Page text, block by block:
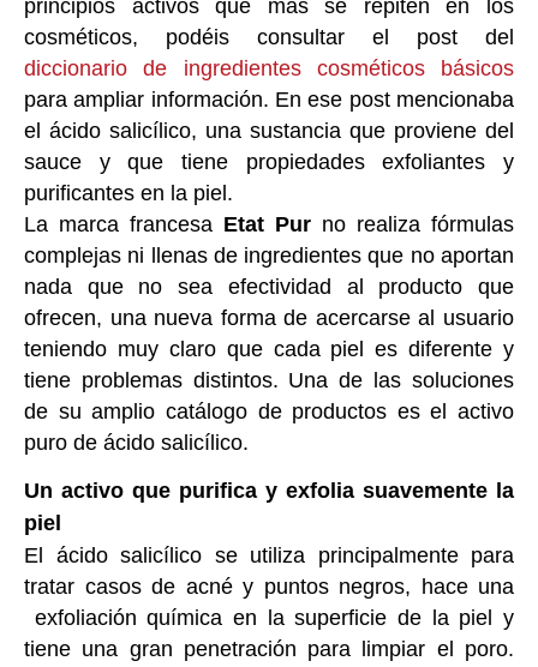
principios activos que más se repiten en los
cosméticos, podéis consultar el post del
diccionario de ingredientes cosméticos básicos
para ampliar información. En ese post mencionaba
el ácido salicílico, una sustancia que proviene del
sauce y que tiene propiedades exfoliantes y
purificantes en la piel.
La marca francesa Etat Pur no realiza fórmulas
complejas ni llenas de ingredientes que no aportan
nada que no sea efectividad al producto que
ofrecen, una nueva forma de acercarse al usuario
teniendo muy claro que cada piel es diferente y
tiene problemas distintos. Una de las soluciones
de su amplio catálogo de productos es el activo
puro de ácido salicílico.
Un activo que purifica y exfolia suavemente la
piel
El ácido salicílico se utiliza principalmente para
tratar casos de acné y puntos negros, hace una
exfoliación química en la superficie de la piel y
tiene una gran penetración para limpiar el poro.